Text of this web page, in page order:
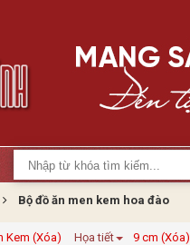
Bộ đồ ăn men kem hoa đào
Kem (Xóa) Họa tiết 9 cm (Xóa)